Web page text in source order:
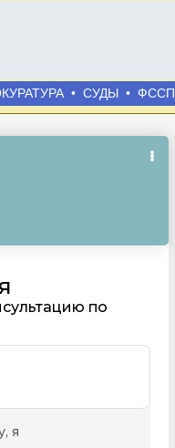
• СУДЫ • ФССП